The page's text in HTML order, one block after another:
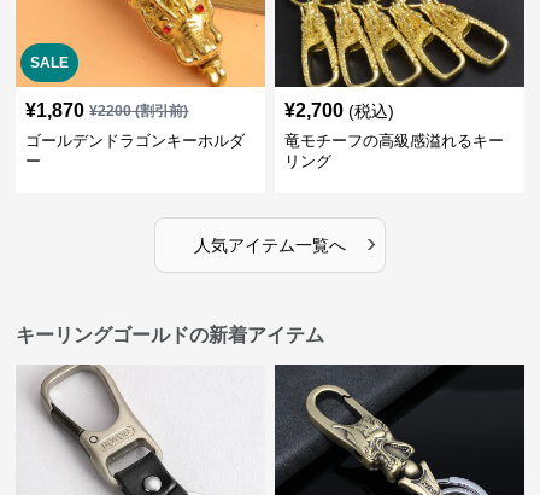
SALE
¥1,870 ¥2200(割引前)
ゴールデンドラゴンキーホルダ
ー
¥2,700 (税込)
竜モチーフの高級感溢れるキー
リング
人気アイテム一覧へ ›
キーリングゴールドの新着アイテム